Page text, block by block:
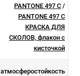
PANTONE 497 C /
PANTONE 497 C
КРАСКА ДЛЯ
СКОЛОВ, флакон с
кисточкой
атмосферостойкоcть